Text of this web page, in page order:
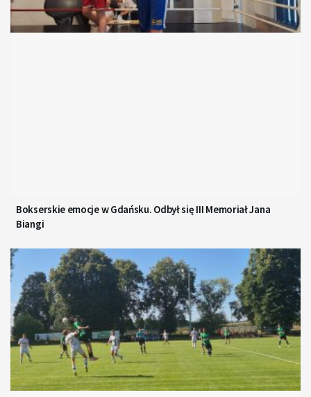
Bokserskie emocje w Gdańsku. Odbył się III Memoriał Jana
Biangi